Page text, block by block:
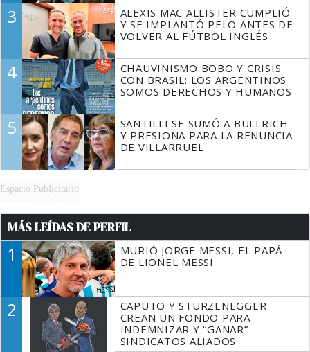
3
ALEXIS MAC ALLISTER CUMPLIÓ
Y SE IMPLANTÓ PELO ANTES DE
VOLVER AL FÚTBOL INGLÉS
4
CHAUVINISMO BOBO Y CRISIS
CON BRASIL: LOS ARGENTINOS
SOMOS DERECHOS Y HUMANOS
5
SANTILLI SE SUMÓ A BULLRICH
Y PRESIONA PARA LA RENUNCIA
DE VILLARRUEL
Espacio Publicitario
MÁS LEÍDAS DE PERFIL
1
MURIÓ JORGE MESSI, EL PAPÁ
DE LIONEL MESSI
2
CAPUTO Y STURZENEGGER
CREAN UN FONDO PARA
INDEMNIZAR Y “GANAR”
SINDICATOS ALIADOS